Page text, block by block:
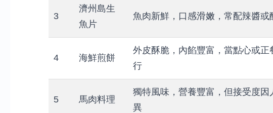
3
濟州島生
魚片
魚肉新鮮，口感滑嫩，常配辣醬或
4 海鮮煎餅
外皮酥脆，內餡豐富，當點心或正
行
5 馬肉料理
獨特風味，營養豐富，但接受度因
異